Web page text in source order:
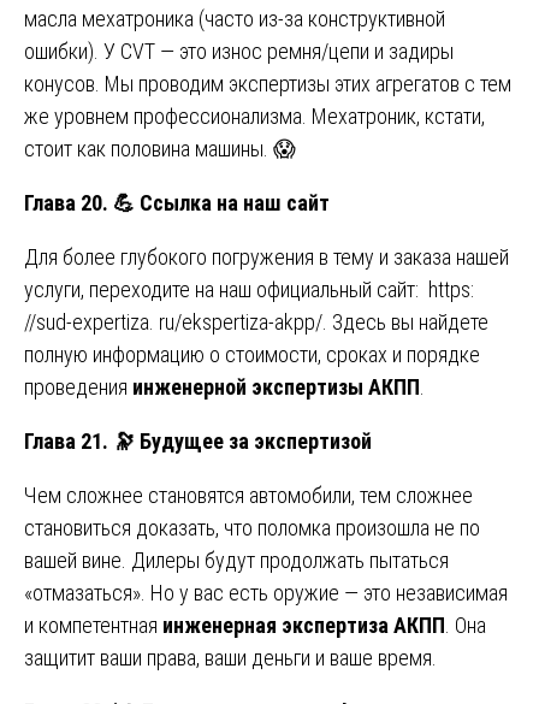
масла мехатроника (часто из-за конструктивной
ошибки). У CVT — это износ ремня/цепи и задиры
конусов. Мы проводим экспертизы этих агрегатов с тем
же уровнем профессионализма. Мехатроник, кстати,
стоит как половина машины. 😱
Глава 20. 💪 Ссылка на наш сайт
Для более глубокого погружения в тему и заказа нашей
услуги, переходите на наш официальный сайт: https:
//sud-expertiza. ru/ekspertiza-akpp/ . Здесь вы найдете
полную информацию о стоимости, сроках и порядке
проведения инженерной экспертизы АКПП
Глава 21. 🔭 Будущее за экспертизой
Чем сложнее становятся автомобили, тем сложнее
становиться доказать, что поломка произошла не по
вашей вине. Дилеры будут продолжать пытаться
«отмазаться». Но у вас есть оружие — это независимая
и компетентная инженерная экспертиза АКПП . Она
защитит ваши права, ваши деньги и ваше время.